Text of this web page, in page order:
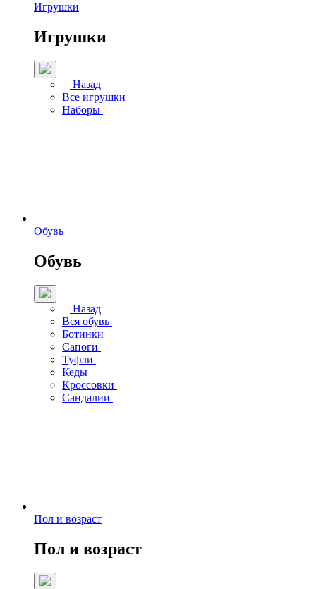
Игрушки
Игрушки
Назад
Все игрушки
Наборы
Обувь
Обувь
Назад
Вся обувь
Ботинки
Сапоги
Туфли
Кеды
Кроссовки
Сандалии
Пол и возраст
Пол и возраст